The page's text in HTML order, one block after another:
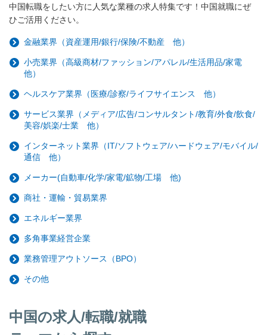
中国転職をしたい方に人気な業種の求人特集です！中国就職にぜ
ひご活用ください。
金融業界（資産運用/銀行/保険/不動産 他）
小売業界（高級商材/ファッション/アパレル/生活用品/家電
他）
ヘルスケア業界（医療/診察/ライフサイエンス 他）
サービス業界（メディア/広告/コンサルタント/教育/外食/飲食/
美容/娯楽/士業 他）
インターネット業界（IT/ソフトウェア/ハードウェア/モバイル/
通信 他）
メーカー(自動車/化学/家電/鉱物/工場 他)
商社・運輸・貿易業界
エネルギー業界
多角事業経営企業
業務管理アウトソース（BPO）
その他
中国の求人/転職/就職